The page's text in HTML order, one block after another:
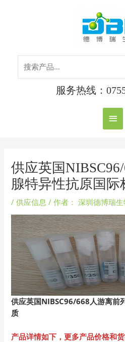
主
菜
单
服务热线：
供应英国
腺特异性抗原国际
/供应信息 / 作者： 深圳德博瑞
供应英国NIBSC96/668人游离前
质
产品详情如下，更多产品价格和